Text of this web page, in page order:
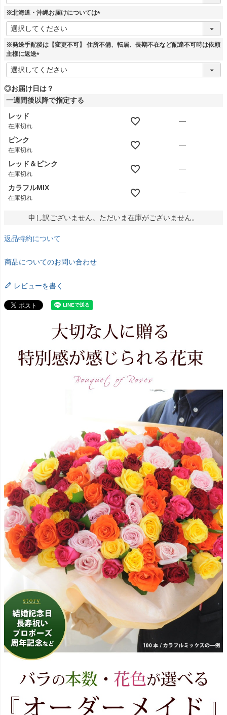
須
※北海道・沖縄お届けについては
(
須
※発送手配後は【変更不可】 住所不備、転居、長期不在など配達不可時は依頼
主様に返送
(
必
須
)
◎お届け日は？
一週間後以降で指定する
レッド
在庫切れ
—
ピンク
在庫切れ
—
レッド＆ピンク
在庫切れ
—
カラフルMIX
在庫切れ
—
申し訳ございません。ただいま在庫がございません。
返品特約について
商品についてのお問い合わせ
レビューを書く